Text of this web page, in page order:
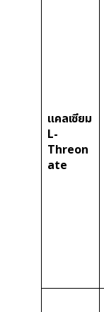
แคลเซียม
L-
Threon
ate